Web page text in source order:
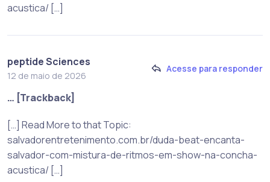
acustica/ […]
peptide Sciences
12 de maio de 2026
Acesse para responder
… [Trackback]
[…] Read More to that Topic:
salvadorentretenimento.com.br/duda-beat-encanta-
salvador-com-mistura-de-ritmos-em-show-na-concha-
acustica/ […]